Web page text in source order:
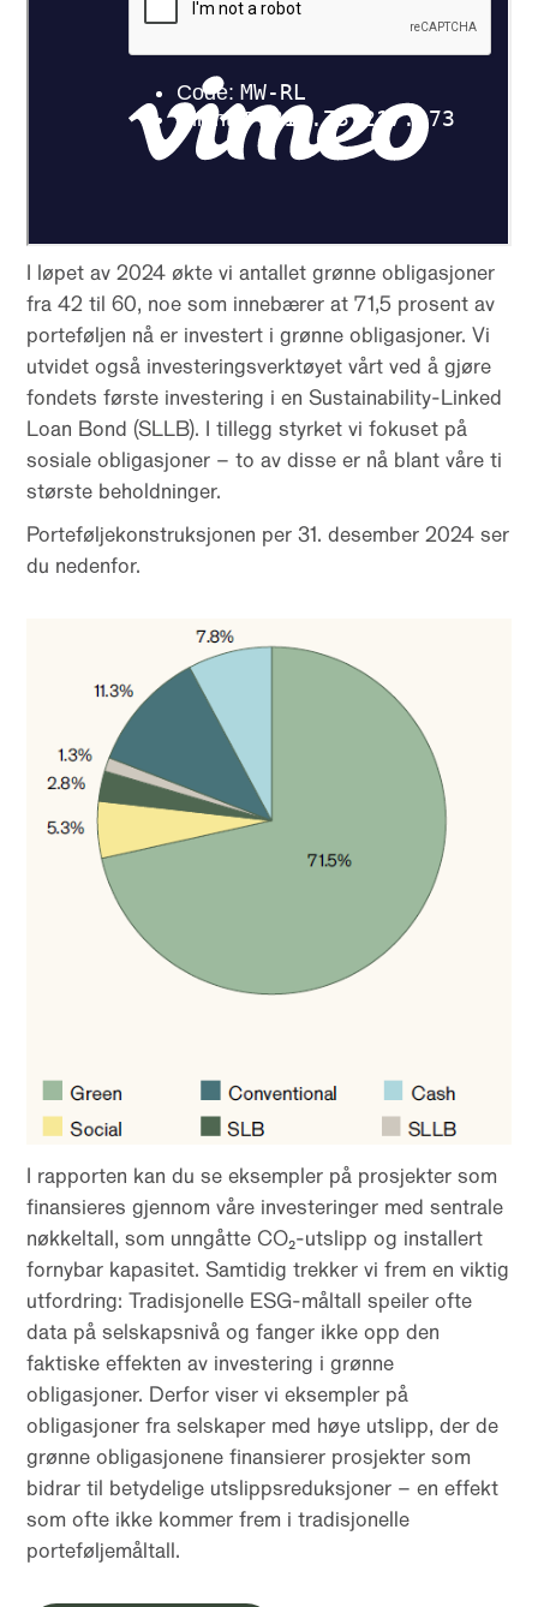
I løpet av 2024 økte vi antallet grønne obligasjoner
fra 42 til 60, noe som innebærer at 71,5 prosent av
porteføljen nå er investert i grønne obligasjoner. Vi
utvidet også investeringsverktøyet vårt ved å gjøre
fondets første investering i en Sustainability-Linked
Loan Bond (SLLB). I tillegg styrket vi fokuset på
sosiale obligasjoner – to av disse er nå blant våre ti
største beholdninger.
Porteføljekonstruksjonen per 31. desember 2024 ser
du nedenfor.
I rapporten kan du se eksempler på prosjekter som
finansieres gjennom våre investeringer med sentrale
nøkkeltall, som unngåtte CO₂-utslipp og installert
fornybar kapasitet. Samtidig trekker vi frem en viktig
utfordring: Tradisjonelle ESG-måltall speiler ofte
data på selskapsnivå og fanger ikke opp den
faktiske effekten av investering i grønne
obligasjoner. Derfor viser vi eksempler på
obligasjoner fra selskaper med høye utslipp, der de
grønne obligasjonene finansierer prosjekter som
bidrar til betydelige utslippsreduksjoner – en effekt
som ofte ikke kommer frem i tradisjonelle
porteføljemåltall.